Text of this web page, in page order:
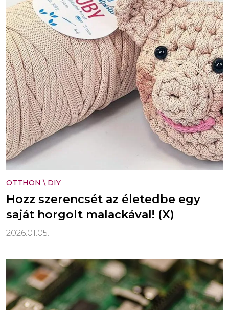
OTTHON \ DIY
Hozz szerencsét az életedbe egy
saját horgolt malackával! (X)
2026.01.05.